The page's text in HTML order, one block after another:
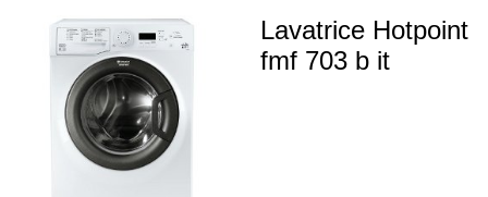
Lavatrice Hotpoint
fmf 703 b it